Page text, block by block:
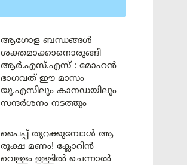
ആഗോള ബന്ധങ്ങൾ
ശക്തമാക്കാനൊരുങ്ങി
ആർ.എസ്.എസ് : മോഹൻ
ഭാഗവത് ഈ മാസം
യു.എസിലും കാനഡയിലും
സന്ദർശനം നടത്തും
പൈപ്പ് തുറക്കുമ്പോൾ ആ
രൂക്ഷ മണം! ക്ലോറിൻ
വെള്ളം ഉള്ളിൽ ചെന്നാൽ